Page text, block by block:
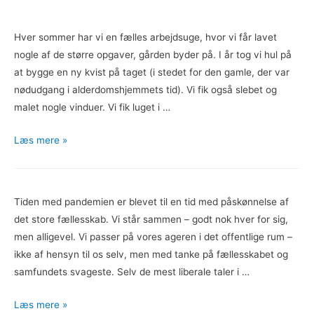
Hver sommer har vi en fælles arbejdsuge, hvor vi får lavet
nogle af de større opgaver, gården byder på. I år tog vi hul på
at bygge en ny kvist på taget (i stedet for den gamle, der var
nødudgang i alderdomshjemmets tid). Vi fik også slebet og
malet nogle vinduer. Vi fik luget i …
Arbejdsuge
Læs mere »
Tiden med pandemien er blevet til en tid med påskønnelse af
det store fællesskab. Vi står sammen – godt nok hver for sig,
men alligevel. Vi passer på vores ageren i det offentlige rum –
ikke af hensyn til os selv, men med tanke på fællesskabet og
samfundets svageste. Selv de mest liberale taler i …
Fællesskab
Læs mere »